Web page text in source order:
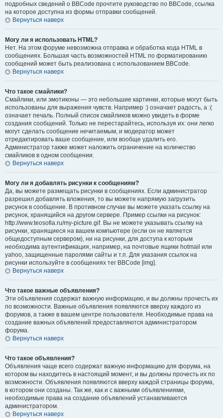
подробных сведений о BBCode прочтите руководство по BBCode, ссылка
на которое доступна из формы отправки сообщений.
Вернуться наверх
Могу ли я использовать HTML?
Нет. На этом форуме невозможна отправка и обработка кода HTML в
сообщениях. Большая часть возможностей HTML по форматированию
сообщений может быть реализована с использованием BBCode.
Вернуться наверх
Что такое смайлики?
Смайлики, или эмотиконы — это небольшие картинки, которые могут быть
использованы для выражения чувств. Например :) означает радость, а :(
означает печаль. Полный список смайликов можно увидеть в форме
создания сообщений. Только не перестарайтесь, используя их: они легко
могут сделать сообщение нечитаемым, и модератор может
отредактировать ваше сообщение, или вообще удалить его.
Администратор также может наложить ограничение на количество
смайликов в одном сообщении.
Вернуться наверх
Могу ли я добавлять рисунки к сообщениям?
Да, вы можете размещать рисунки в сообщениях. Если администратор
разрешил добавлять вложения, то вы можете напрямую загрузить
рисунок в сообщение. В противном случае вы можете указать ссылку на
рисунок, хранящийся на другом сервере. Пример ссылки на рисунок:
http://www.teosofia.ru/my-picture.gif. Вы не можете указывать ссылку на
рисунки, хранящиеся на вашем компьютере (если он не является
общедоступным сервером), ни на рисунки, для доступа к которым
необходима аутентификация, например, на почтовые ящики hotmail или
yahoo, защищенные паролями сайты и т.п. Для указания ссылок на
рисунки используйте в сообщениях тег BBCode [img].
Вернуться наверх
Что такое важные объявления?
Эти объявления содержат важную информацию, и вы должны прочесть их
по возможности. Важные объявления появляются вверху каждого из
форумов, а также в вашем центре пользователя. Необходимые права на
создание важных объявлений предоставляются администратором
форума.
Вернуться наверх
Что такое объявления?
Объявления чаще всего содержат важную информацию для форума, на
котором вы находитесь в настоящий момент, и вы должны прочесть их по
возможности. Объявления появляются вверху каждой страницы форума,
в котором они созданы. Так же, как и с важными объявлениями,
необходимые права на создание объявлений устанавливаются
администратором.
Вернуться наверх